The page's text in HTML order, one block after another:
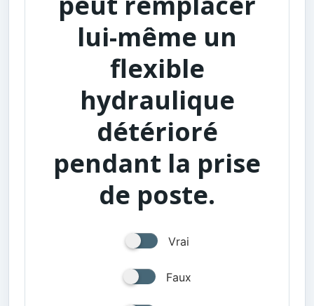
lui-même un
flexible
hydraulique
détérioré
pendant la prise
de poste.
Vrai
Faux